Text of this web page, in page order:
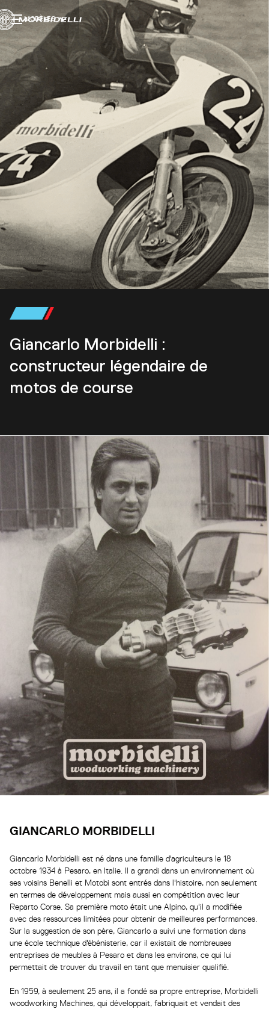
MODÈLES
Giancarlo Morbidelli :
constructeur légendaire de
motos de course
GIANCARLO MORBIDELLI
Giancarlo Morbidelli est né dans une famille d'agriculteurs le 18
octobre 1934 à Pesaro, en Italie. Il a grandi dans un environnement où
ses voisins Benelli et Motobi sont entrés dans l'histoire, non seulement
en termes de développement mais aussi en compétition avec leur
Reparto Corse. Sa première moto était une Alpino, qu'il a modifiée
avec des ressources limitées pour obtenir de meilleures performances.
Sur la suggestion de son père, Giancarlo a suivi une formation dans
une école technique d'ébénisterie, car il existait de nombreuses
entreprises de meubles à Pesaro et dans les environs, ce qui lui
permettait de trouver du travail en tant que menuisier qualifié.
En 1959, à seulement 25 ans, il a fondé sa propre entreprise, Morbidelli
woodworking Machines, qui développait, fabriquait et vendait des